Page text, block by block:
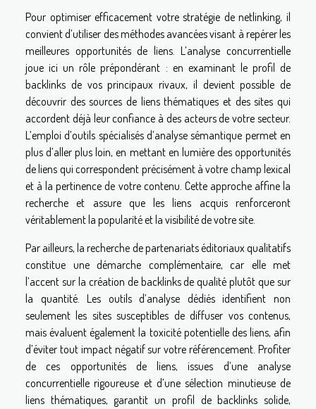
Pour optimiser efficacement votre stratégie de netlinking, il
convient d’utiliser des méthodes avancées visant à repérer les
meilleures opportunités de liens. L’analyse concurrentielle
joue ici un rôle prépondérant : en examinant le profil de
backlinks de vos principaux rivaux, il devient possible de
découvrir des sources de liens thématiques et des sites qui
accordent déjà leur confiance à des acteurs de votre secteur.
L’emploi d’outils spécialisés d’analyse sémantique permet en
plus d’aller plus loin, en mettant en lumière des opportunités
de liens qui correspondent précisément à votre champ lexical
et à la pertinence de votre contenu. Cette approche affine la
recherche et assure que les liens acquis renforceront
véritablement la popularité et la visibilité de votre site.
Par ailleurs, la recherche de partenariats éditoriaux qualitatifs
constitue une démarche complémentaire, car elle met
l’accent sur la création de backlinks de qualité plutôt que sur
la quantité. Les outils d’analyse dédiés identifient non
seulement les sites susceptibles de diffuser vos contenus,
mais évaluent également la toxicité potentielle des liens, afin
d’éviter tout impact négatif sur votre référencement. Profiter
de ces opportunités de liens, issues d’une analyse
concurrentielle rigoureuse et d’une sélection minutieuse de
liens thématiques, garantit un profil de backlinks solide,